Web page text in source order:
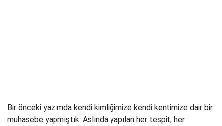
Bir önceki yazımda kendi kimliğimize kendi kentimize dair bir
muhasebe yapmıştık. Aslında yapılan her tespit, her